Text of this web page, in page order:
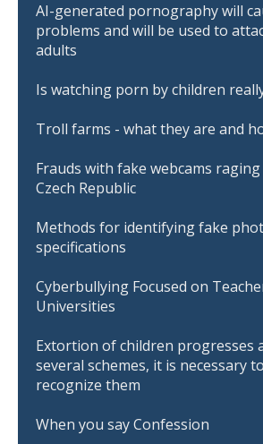
AI-generated pornography will
problems and will be used to
adults
Is watching porn by children
Troll farms - what they are and
Frauds with fake webcams
Czech Republic
Methods for identifying fake
specifications
Cyberbullying Focused on
Universities
Extortion of children progresses
several schemes, it is necessary
recognize them
When you say Confession